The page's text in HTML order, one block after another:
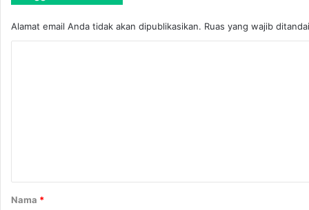
Alamat email Anda tidak akan dipublikasikan. Ruas yang wajib
rNama *